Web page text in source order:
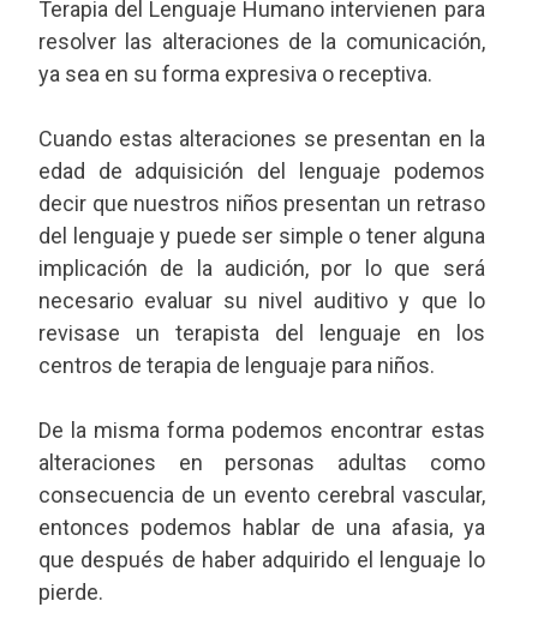
Terapia del Lenguaje Humano intervienen para
resolver las alteraciones de la comunicación,
ya sea en su forma expresiva o receptiva.
Cuando estas alteraciones se presentan en la
edad de adquisición del lenguaje podemos
decir que nuestros niños presentan un retraso
del lenguaje y puede ser simple o tener alguna
implicación de la audición, por lo que será
necesario evaluar su nivel auditivo y que lo
revisase un terapista del lenguaje en los
centros de terapia de lenguaje para niños.
De la misma forma podemos encontrar estas
alteraciones en personas adultas como
consecuencia de un evento cerebral vascular,
entonces podemos hablar de una afasia, ya
que después de haber adquirido el lenguaje lo
pierde.